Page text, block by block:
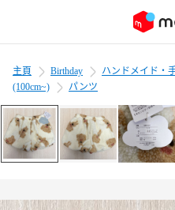
主頁 Birthday ハンドメイド・
(100cm~)
パンツ